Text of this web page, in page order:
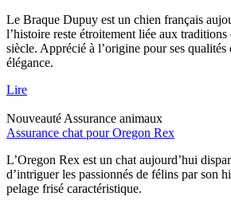
Le Braque Dupuy est un chien français
l’histoire reste étroitement liée aux
siècle. Apprécié à l’origine pour ses qualités
élégance.
Lire
Nouveauté Assurance animaux
Assurance chat pour Oregon Rex
L’Oregon Rex est un chat aujourd’hui
d’intriguer les passionnés de félins par son
pelage frisé caractéristique.